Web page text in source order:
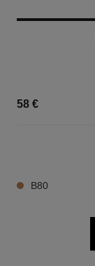
58 €
B80